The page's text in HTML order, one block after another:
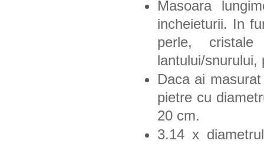
Masoara
incheieturii. In
perle,
lantului/
Daca ai
pietre cu
20 cm.
3.14 x